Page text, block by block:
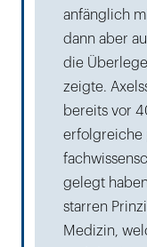
anfänglich
dann aber
die
zeigte.
bereits vor
erfolgreiche
gelegt
starren
Medizin,